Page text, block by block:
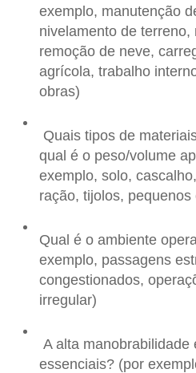
exemplo, manutenção
nivelamento de
remoção de neve,
agrícola, trabalho
obras)
Quais tipos de
qual é o peso/volume
exemplo, solo,
ração, tijolos, pequenos
Qual é o ambiente
exemplo, passagens
congestionados,
irregular)
A alta manobrabilidade
essenciais? (por